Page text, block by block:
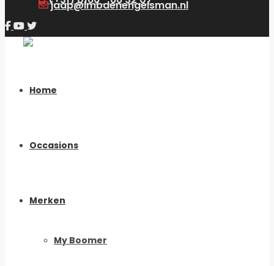
jaap@lmbdenengelsman.nl
Home
Occasions
Merken
My Boomer